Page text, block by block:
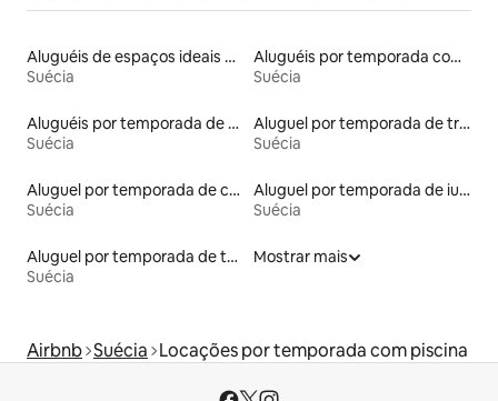
Aluguéis de espaços ideais para famílias
Suécia
Aluguéis por temporada com banheira de hidromassagem
Suécia
Aluguéis por temporada de acomodações de luxo
Suécia
Aluguel por temporada de trailers
Suécia
Aluguel por temporada de casas de veraneio
Suécia
Aluguel por temporada de iurtas
Suécia
Aluguel por temporada de townhouses
Suécia
Mostrar mais
Airbnb Suécia Locações por temporada com piscina